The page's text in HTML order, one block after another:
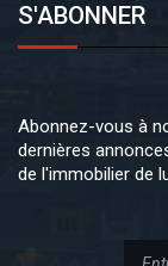
S'ABONNER
Abonnez-vous à
dernières
de l'immobilier de